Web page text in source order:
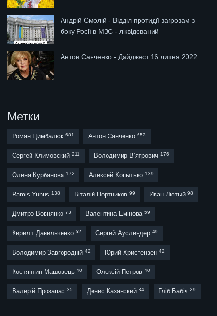
Андрій Смолій - Відділ протидії загрозам з
боку Росії в МЗС - ліквідований
Антон Санченко - Дайджест 16 липня 2022
Метки
Роман Цимбалюк 681 Антон Санченко 653
Сергей Климовский 211 Володимир В’ятрович 176
Олена Курбанова 172 Алексей Копытько 139
Ramis Yunus 138 Віталій Портников 99 Иван Лютый 98
Дмитро Вовнянко 73 Валентина Емінова 59
Кирилл Данильченко 52 Сергей Ауслендер 49
Володимир Завгородній 42 Юрий Христензен 42
Костянтин Машовець 40 Олексій Петров 40
Валерій Прозапас 35 Денис Казанский 34 Гліб Бабіч 29